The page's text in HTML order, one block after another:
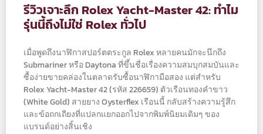
รีวิวเจาะลึก Rolex Yacht-Master 42: ทำไม
รุ่นนี้ถึงไม่ใช่ Rolex ทั่วไป
เมื่อพูดถึงนาฬิกาสปอร์ตตระกูล Rolex หลายคนมักจะนึกถึง
Submariner หรือ Daytona ที่ขึ้นชื่อเรื่องความสมบุกสมบันและ
ซื้อง่ายขายคล่องในตลาดรับซื้อนาฬิกามือสอง แต่สำหรับ
Rolex Yacht-Master 42 (รหัส 226659) ตัวเรือนทองคำขาว
(White Gold) สายยาง Oysterflex เรือนนี้ กลับสร้างความรู้สึก
และข้อถกเถียงที่แปลกแยกออกไปจากพิมพ์นิยมเดิมๆ ของ
แบรนด์อย่างสิ้นเชิง